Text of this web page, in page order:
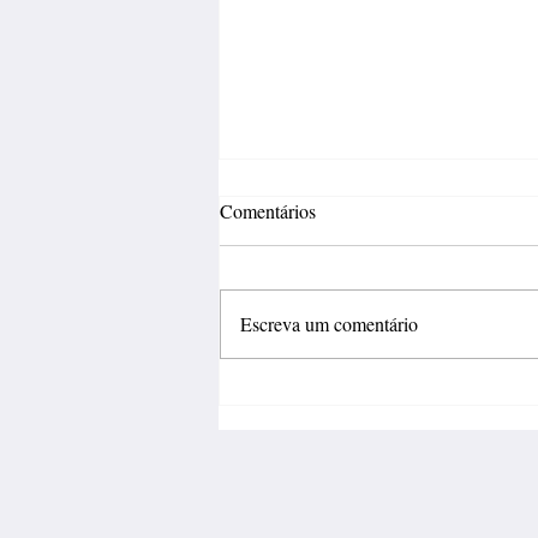
Comentários
Escreva um comentário